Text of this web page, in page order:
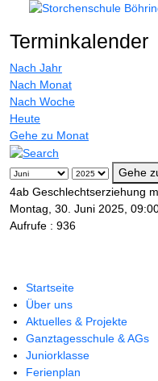
Terminkalender
Nach Jahr
Nach Monat
Nach Woche
Heute
Gehe zu Monat
Gehe
4ab Geschlechtserziehung
Montag, 30. Juni 2025,
Aufrufe : 936
Startseite
Über uns
Aktuelles & Projekte
Ganztagesschule & AGs
Juniorklasse
Ferienplan